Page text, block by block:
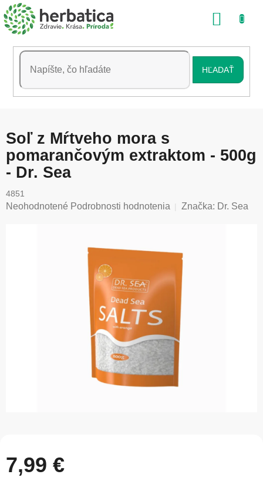
Prejsť
na
obsah
HĽADAŤ
Soľ z Mŕtveho mora s
pomarančovým extraktom - 500g
- Dr. Sea
4851
Priemerné
Neohodnotené Podrobnosti hodnotenia Značka: Dr. Sea
7,99 €